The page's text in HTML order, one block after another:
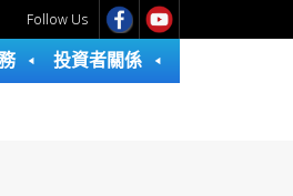
Follow Us
投資者關係